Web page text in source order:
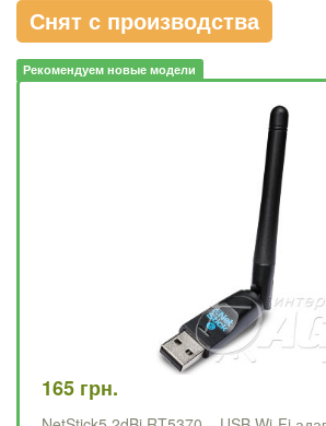
Снят с производства
Рекомендуем новые модели
165 грн.